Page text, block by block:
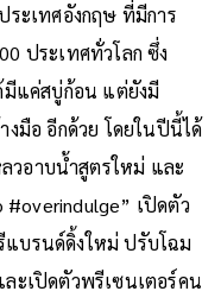
ระเทศอังกฤษ ที่มีการ
ประเทศทั่วโลก ซึ่ง
มีแค่สบู่ก้อน แต่ยังมี
มือ อีกด้วย โดยในปีนี้ได้
อาบน้ำสูตรใหม่ และ
#overindulge” เปิดตัว
บรนด์ดิ้งใหม่ ปรับโฉม
ะเปิดตัวพรีเซนเตอร์คน